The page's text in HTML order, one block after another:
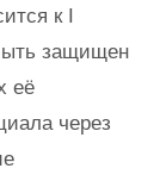
к I
защищен
её
через